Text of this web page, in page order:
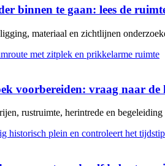
binnen te gaan: lees de
materiaal en zichtlijnen
voorbereiden: vraag naar de
rustruimte, herintrede en